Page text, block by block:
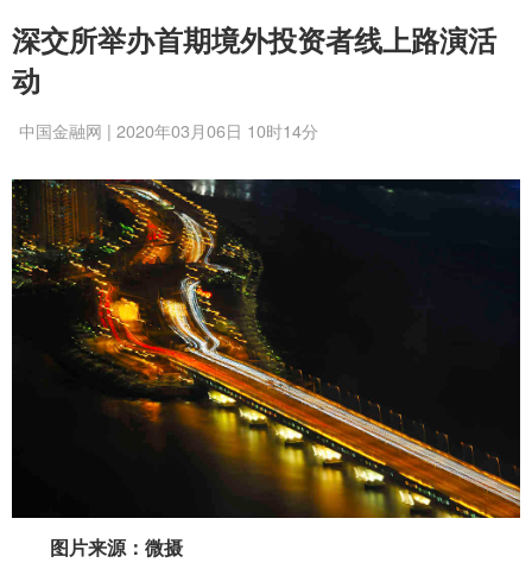
深交所举办首期境外投资者线上路演活
动
中国金融网 | 2020年03月06日 10时14分
图片来源：微摄